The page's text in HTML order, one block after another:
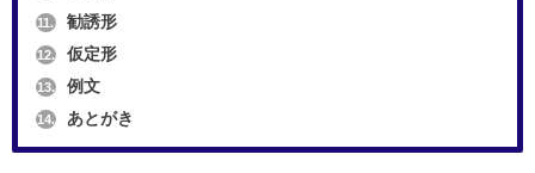
11. 勧誘形
12. 仮定形
13. 例文
14. あとがき